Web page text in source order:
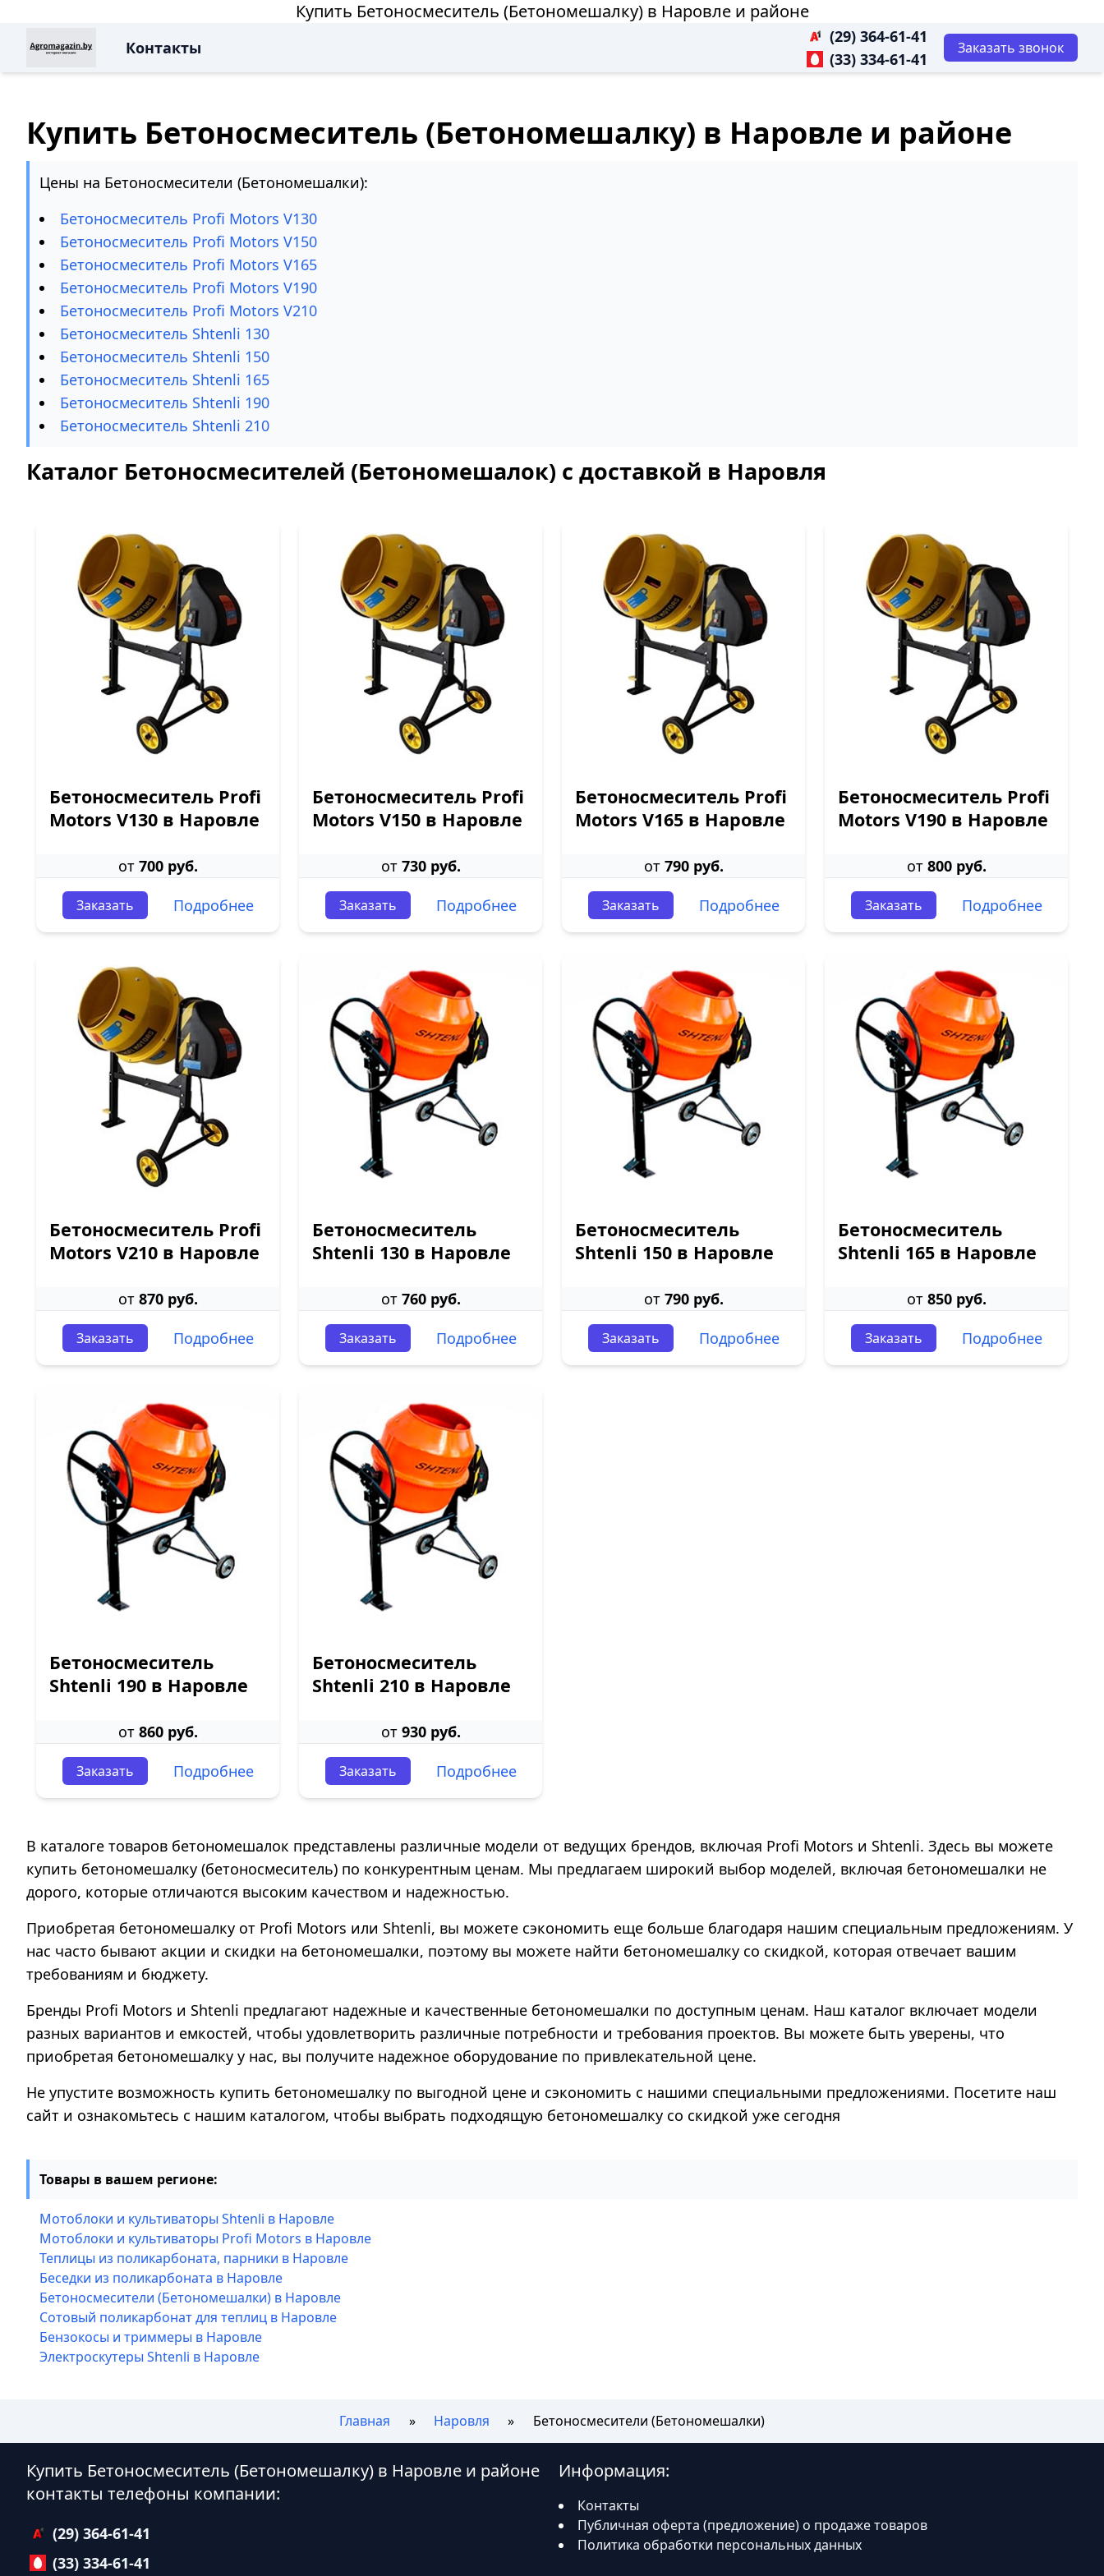
Купить Бетоносмеситель (Бетономешалку) в Наровле и районе
Контакты
(29) 364-61-41
(33) 334-61-41
Заказать звонок
Купить Бетоносмеситель (Бетономешалку) в Наровле и районе
Цены на Бетоносмесители (Бетономешалки):
Бетоносмеситель Profi Motors V130
Бетоносмеситель Profi Motors V150
Бетоносмеситель Profi Motors V165
Бетоносмеситель Profi Motors V190
Бетоносмеситель Profi Motors V210
Бетоносмеситель Shtenli 130
Бетоносмеситель Shtenli 150
Бетоносмеситель Shtenli 165
Бетоносмеситель Shtenli 190
Бетоносмеситель Shtenli 210
Каталог Бетоносмесителей (Бетономешалок) с доставкой в Наровля
Бетоносмеситель Profi
Motors V130 в Наровле
от 700 руб.
Заказать Подробнее
Бетоносмеситель Profi
Motors V150 в Наровле
от 730 руб.
Заказать Подробнее
Бетоносмеситель Profi
Motors V165 в Наровле
от 790 руб.
Заказать Подробнее
Бетоносмеситель Profi
Motors V190 в Наровле
от 800 руб.
Заказать Подробнее
Бетоносмеситель Profi
Motors V210 в Наровле
от 870 руб.
Заказать Подробнее
Бетоносмеситель
Shtenli 130 в Наровле
от 760 руб.
Заказать Подробнее
Бетоносмеситель
Shtenli 150 в Наровле
от 790 руб.
Заказать Подробнее
Бетоносмеситель
Shtenli 165 в Наровле
от 850 руб.
Заказать Подробнее
Бетоносмеситель
Shtenli 190 в Наровле
от 860 руб.
Заказать Подробнее
Бетоносмеситель
Shtenli 210 в Наровле
от 930 руб.
Заказать Подробнее
В каталоге товаров бетономешалок представлены различные модели от ведущих брендов, включая Profi Motors и Shtenli. Здесь вы можете
купить бетономешалку (бетоносмеситель) по конкурентным ценам. Мы предлагаем широкий выбор моделей, включая бетономешалки не
дорого, которые отличаются высоким качеством и надежностью.
Приобретая бетономешалку от Profi Motors или Shtenli, вы можете сэкономить еще больше благодаря нашим специальным предложениям. У
нас часто бывают акции и скидки на бетономешалки, поэтому вы можете найти бетономешалку со скидкой, которая отвечает вашим
требованиям и бюджету.
Бренды Profi Motors и Shtenli предлагают надежные и качественные бетономешалки по доступным ценам. Наш каталог включает модели
разных вариантов и емкостей, чтобы удовлетворить различные потребности и требования проектов. Вы можете быть уверены, что
приобретая бетономешалку у нас, вы получите надежное оборудование по привлекательной цене.
Не упустите возможность купить бетономешалку по выгодной цене и сэкономить с нашими специальными предложениями. Посетите наш
сайт и ознакомьтесь с нашим каталогом, чтобы выбрать подходящую бетономешалку со скидкой уже сегодня
Товары в вашем регионе:
Мотоблоки и культиваторы Shtenli в Наровле
Мотоблоки и культиваторы Profi Motors в Наровле
Теплицы из поликарбоната, парники в Наровле
Беседки из поликарбоната в Наровле
Бетоносмесители (Бетономешалки) в Наровле
Сотовый поликарбонат для теплиц в Наровле
Бензокосы и триммеры в Наровле
Электроскутеры Shtenli в Наровле
Главная Наровля Бетоносмесители (Бетономешалки)
Купить Бетоносмеситель (Бетономешалку) в Наровле и районе
контакты телефоны компании:
(29) 364-61-41
(33) 334-61-41
Информация:
Контакты
Публичная оферта (предложение) о продаже товаров
Политика обработки персональных данных